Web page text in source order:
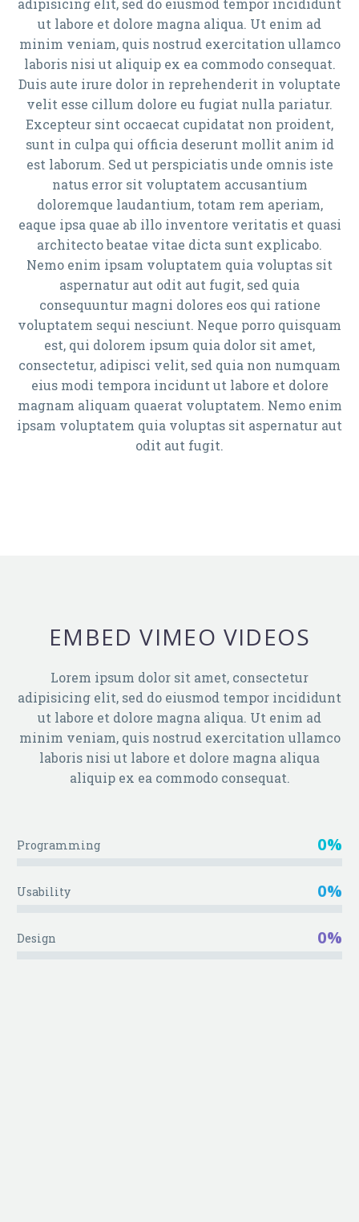
adipisicing elit, sed do eiusmod tempor incididunt
ut labore et dolore magna aliqua. Ut enim ad
minim veniam, quis nostrud exercitation ullamco
laboris nisi ut aliquip ex ea commodo consequat.
Duis aute irure dolor in reprehenderit in voluptate
velit esse cillum dolore eu fugiat nulla pariatur.
Excepteur sint occaecat cupidatat non proident,
sunt in culpa qui officia deserunt mollit anim id
est laborum. Sed ut perspiciatis unde omnis iste
natus error sit voluptatem accusantium
doloremque laudantium, totam rem aperiam,
eaque ipsa quae ab illo inventore veritatis et quasi
architecto beatae vitae dicta sunt explicabo.
Nemo enim ipsam voluptatem quia voluptas sit
aspernatur aut odit aut fugit, sed quia
consequuntur magni dolores eos qui ratione
voluptatem sequi nesciunt. Neque porro quisquam
est, qui dolorem ipsum quia dolor sit amet,
consectetur, adipisci velit, sed quia non numquam
eius modi tempora incidunt ut labore et dolore
magnam aliquam quaerat voluptatem. Nemo enim
ipsam voluptatem quia voluptas sit aspernatur aut
odit aut fugit.
EMBED VIMEO VIDEOS
Lorem ipsum dolor sit amet, consectetur
adipisicing elit, sed do eiusmod tempor incididunt
ut labore et dolore magna aliqua. Ut enim ad
minim veniam, quis nostrud exercitation ullamco
laboris nisi ut labore et dolore magna aliqua
aliquip ex ea commodo consequat.
Programming 0%
Usability 0%
Design 0%